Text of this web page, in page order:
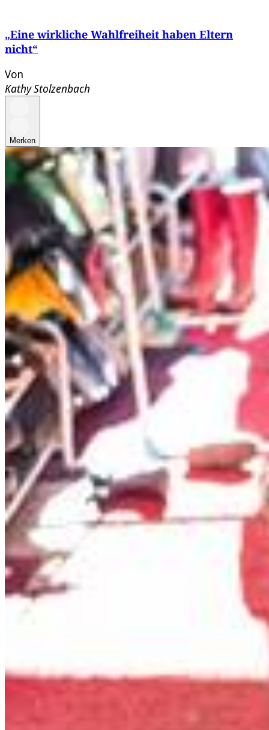
„Eine wirkliche Wahlfreiheit haben Eltern
nicht“
Von
Kathy Stolzenbach
Merken